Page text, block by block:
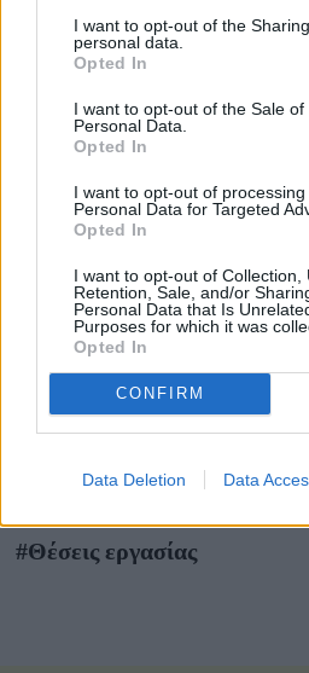
I want to opt-out of the
personal data.
Opted In
I want to opt-out of the Sale of
Personal Data.
Opted In
I want to opt-out of processing
Personal Data for Targeted
Opted In
I want to opt-out of Collection,
Retention, Sale, and/or
Personal Data that Is
Purposes for which it was
Opted In
CONFIRM
Data Deletion Data
Περισσότερες ειδήσεις
Στα… σχοινιά η Porsche, πουλάει
Bugatti σε αμερικάνικο fund
Επιστροφή στα βασικά για την
εταιρείας να «κερδίσει» την
εσωτερικής καύσης
Σοκ στη Volkswagen: «Μαχαίρι»
εργασίας και… προκλητικά
TAGS
#Bugatti
#Porsche
#Θέσεις εργασίας